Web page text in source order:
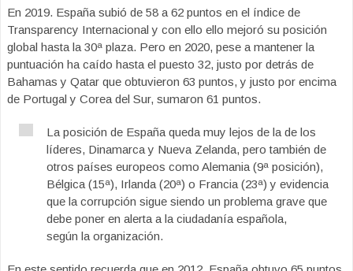
En 2019. España subió de 58 a 62 puntos en el índice de
Transparency Internacional y con ello ello mejoró su posición
global hasta la 30ª plaza. Pero en 2020, pese a mantener la
puntuación ha caído hasta el puesto 32, justo por detrás de
Bahamas y Qatar que obtuvieron 63 puntos, y justo por encima
de Portugal y Corea del Sur, sumaron 61 puntos.
La posición de España queda muy lejos de la de los
líderes, Dinamarca y Nueva Zelanda, pero también de
otros países europeos como Alemania (9ª posición),
Bélgica (15ª), Irlanda (20ª) o Francia (23ª) y evidencia
que la corrupción sigue siendo un problema grave que
debe poner en alerta a la ciudadanía española,
según la organización.